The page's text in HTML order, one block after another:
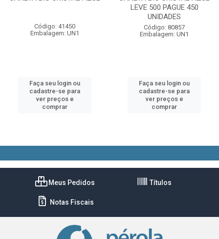
Código: 41450
Embalagem: UN1
Faça seu login ou
cadastre-se para
ver preços e
comprar
LEVE 500 PAGUE 450
UNIDADES
Código: 80857
Embalagem: UN1
Faça seu login ou
cadastre-se para
ver preços e
comprar
Meus Pedidos Títulos
Notas Fiscais